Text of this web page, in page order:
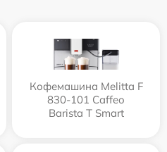
Кофемашина Melitta F
830-101 Caffeo
Barista T Smart